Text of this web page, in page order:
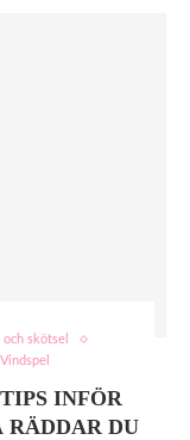
och skötsel
Vindspel
INFÖR
RÄDDAR DU